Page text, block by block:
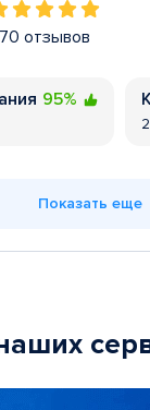
отзывов
95%
Показать еще